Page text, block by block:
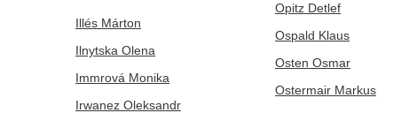
Illés Márton
Ilnytska Olena
Immrová Monika
Irwanez Oleksandr
Opitz Detlef
Ospald Klaus
Osten Osmar
Ostermair Markus